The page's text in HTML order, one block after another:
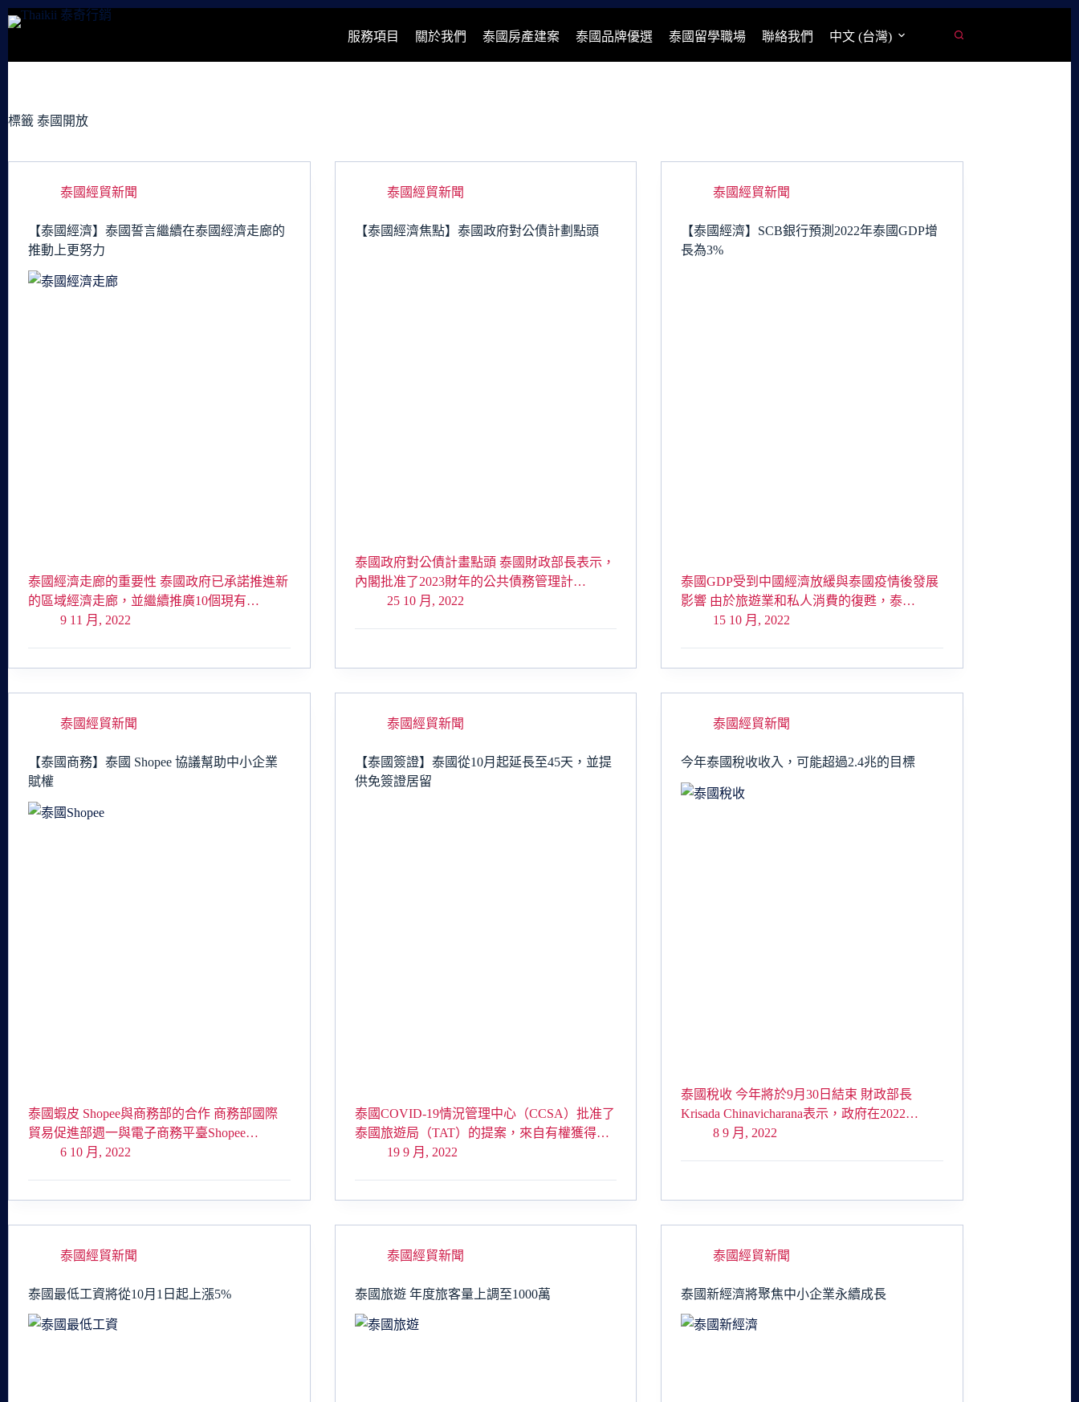
跳
容
服務項目 關於我們 泰國房產建案 泰國品牌優選 泰國留學職場 聯絡我們 中文 (台灣)
標籤 泰國開放
泰國經貿新聞
【泰國經濟】泰國誓言繼續在泰國經濟走廊的
推動上更努力
泰國經濟走廊的重要性 泰國政府已承諾推進新
的區域經濟走廊，並繼續推廣10個現有…
9 11 月, 2022
泰國經貿新聞
【泰國經濟焦點】泰國政府對公債計劃點頭
泰國政府對公債計畫點頭 泰國財政部長表示，
內閣批准了2023財年的公共債務管理計…
25 10 月, 2022
泰國經貿新聞
【泰國經濟】SCB銀行預測2022年泰國GDP增
長為3%
泰國GDP受到中國經濟放緩與泰國疫情後發展
影響 由於旅遊業和私人消費的復甦，泰…
15 10 月, 2022
泰國經貿新聞
【泰國商務】泰國 Shopee 協議幫助中小企業
賦權
泰國蝦皮 Shopee與商務部的合作 商務部國際
貿易促進部週一與電子商務平臺Shopee…
6 10 月, 2022
泰國經貿新聞
【泰國簽證】泰國從10月起延長至45天，並提
供免簽證居留
泰國COVID-19情況管理中心（CCSA）批准了
泰國旅遊局（TAT）的提案，來自有權獲得…
19 9 月, 2022
泰國經貿新聞
今年泰國稅收收入，可能超過2.4兆的目標
泰國稅收 今年將於9月30日結束 財政部長
Krisada Chinavicharana表示，政府在2022…
8 9 月, 2022
泰國經貿新聞
泰國最低工資將從10月1日起上漲5%
泰國經貿新聞
泰國旅遊 年度旅客量上調至1000萬
泰國經貿新聞
泰國新經濟將聚焦中小企業永續成長